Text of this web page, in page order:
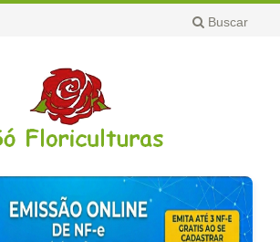
Buscar